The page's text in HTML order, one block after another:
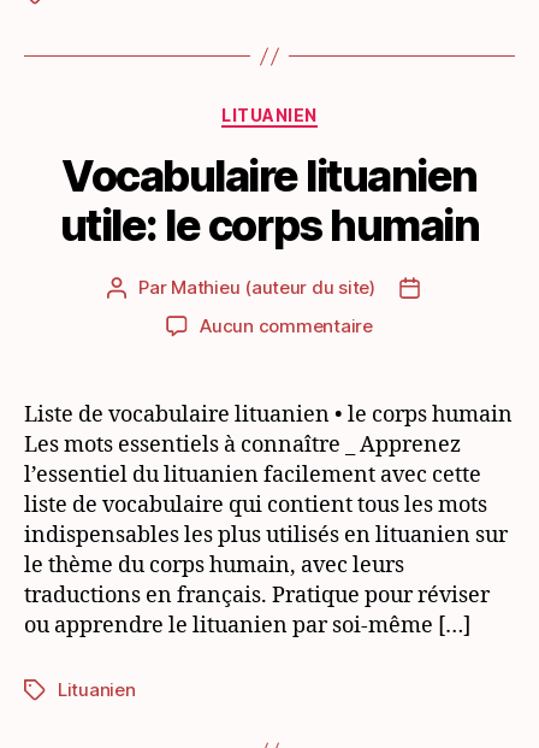
Catégories
LITUANIEN
Vocabulaire lituanien
utile: le corps humain
Auteur
l’article
Par Mathieu (auteur du site)
Date
Aucun commentairesur
corps
humain
Liste de vocabulaire lituanien • le corps humain
Les mots essentiels à connaître _ Apprenez
l’essentiel du lituanien facilement avec cette
liste de vocabulaire qui contient tous les mots
indispensables les plus utilisés en lituanien sur
le thème du corps humain, avec leurs
traductions en français. Pratique pour réviser
ou apprendre le lituanien par soi-même […]
Étiquettes
Lituanien